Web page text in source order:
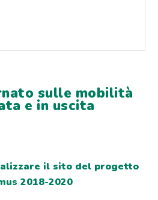
sulle mobilità
e in uscita
il sito del progetto
2018-2020